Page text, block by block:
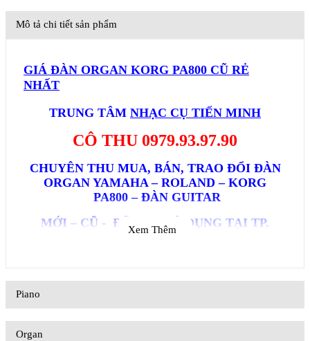
Mô tả chi tiết sản phẩm
GIÁ ĐÀN ORGAN KORG PA800 CŨ RẺ
NHẤT
TRUNG TÂM NHẠC CỤ TIẾN MINH
CÔ THU 0979.93.97.90
CHUYÊN THU MUA, BÁN, TRAO ĐỔI ĐÀN
ORGAN YAMAHA – ROLAND – KORG
PA800 – ĐÀN GUITAR
MỚI – CŨ - ĐÃ QUA SỬ DỤNG TẠI TP.
HCM
- Có lẽ các bạn đang đắn đo không biết nơi
Xem Thêm
Piano
Organ